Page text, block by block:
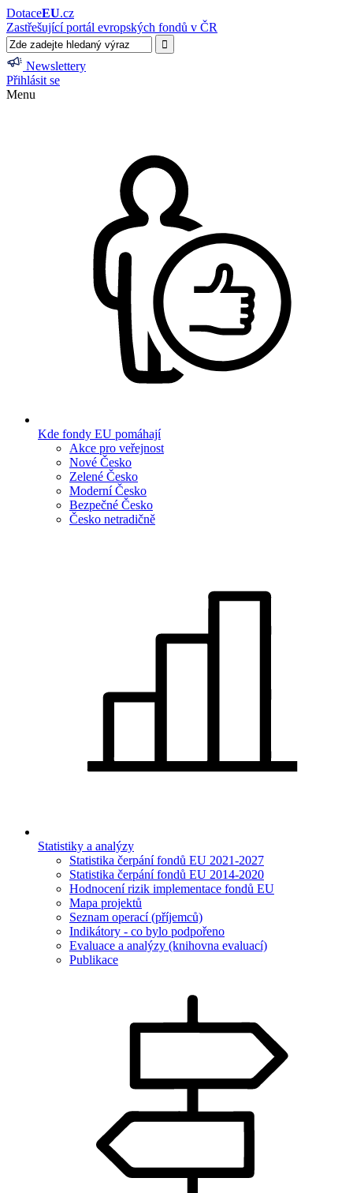
DotaceEU.cz
Zastřešující portál evropských fondů v ČR
Newslettery
Přihlásit se
Menu
Kde fondy EU pomáhají
Akce pro veřejnost
Nové Česko
Zelené Česko
Moderní Česko
Bezpečné Česko
Česko netradičně
Statistiky a analýzy
Statistika čerpání fondů EU 2021-2027
Statistika čerpání fondů EU 2014-2020
Hodnocení rizik implementace fondů EU
Mapa projektů
Seznam operací (příjemců)
Indikátory - co bylo podpořeno
Evaluace a analýzy (knihovna evaluací)
Publikace